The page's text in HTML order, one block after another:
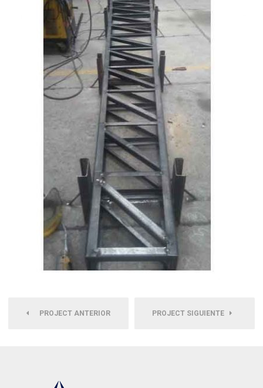
PROJECT ANTERIOR PROJECT SIGUIENTE